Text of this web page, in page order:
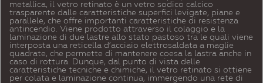
metallica, il vetro retinato è un vetro sodico calcico
trasparente dalle caratteristiche superfici levigate, piane e
parallele, che offre importanti caratteristiche di resistenza
antincendio. Viene prodotto attraverso il colaggio e la
laminazione di due lastre allo stato pastoso tra le quali viene
interposta una reticella d’acciaio elettrosaldata a maglie
quadrate, che permette di mantenere coesa la lastra anche in
caso di rottura. Dunque, dal punto di vista delle
caratteristiche tecniche e chimiche, il vetro retinato si ottiene
per colata e laminazione continua, immergendo una rete di